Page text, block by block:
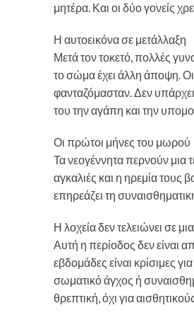
μητέρα. Και οι δύο γονείς
Η αυτοεικόνα σε μετάλλαξη
Μετά τον τοκετό, πολλές
το σώμα έχει άλλη άποψη.
φανταζόμασταν. Δεν
του την αγάπη και την
Οι πρώτοι μήνες του μωρού
Τα νεογέννητα περνούν
αγκαλιές και η ηρεμία
επηρεάζει τη
Η λοχεία δεν τελειώνει σε
Αυτή η περίοδος δεν είναι
εβδομάδες είναι κρίσιμες
σωματικό άγχος ή
θρεπτική, όχι για